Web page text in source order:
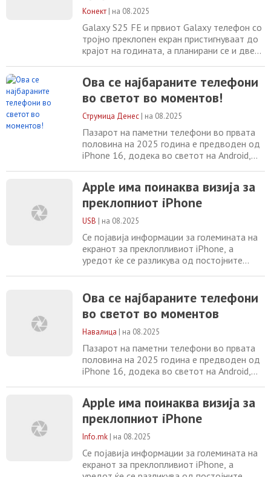
свиткување
Конект | на 08.2025
Galaxy S25 FE и првиот Galaxy телефон со
тројно преклопен екран пристигнуваат до
крајот на годината, а планирани се и две
минатиот месец ги претстави новите
модели со преклопен екран – Galaxy Z
премиум изданија за оваа година. На
Ова се најбараните телефони
во светот во моментов!
Струмица Денес | на 08.2025
Пазарот на паметни телефони во првата
половина на 2025 година е предводен од
iPhone 16, додека во светот на Android,
извештаи за продажба покажуваат јасна
слика за преференциите на потрошувачите
ширум светот. Тие бараат моќни
перформанси, напредни камери и
иновативен дизајн,
Apple има поинаква визија за
преклопниот iPhone
USB | на 08.2025
Се појавија информации за големината на
екранот за преклопливиот iPhone, а
уредот ќе се разликува од постојните
станува збор за преклопни телефони,
имено претстојниот iPhone со
флексибилен екран. Најновите протечени
информации, кои ни ги донесе прилично
Ова се најбараните телефони
во светот во моментов
Навалица | на 08.2025
Пазарот на паметни телефони во првата
половина на 2025 година е предводен од
iPhone 16, додека во светот на Android,
извештаи за продажба покажуваат јасна
слика за преференциите на потрошувачите
ширум светот. Тие бараат моќни
перформанси, напредни камери и
иновативен дизајн,
Apple има поинаква визија за
преклопниот iPhone
Info.mk | на 08.2025
Се појавија информации за големината на
екранот за преклопливиот iPhone, а